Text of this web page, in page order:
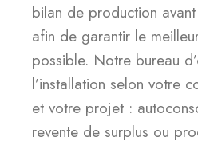
bilan de production
afin de garantir le
possible. Notre bureau
l’installation selon votre
et votre projet :
revente de surplus ou